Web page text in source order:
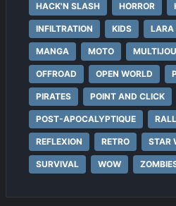
HACK'N SLASH HORROR
INFILTRATION KIDS LARA
MANGA MOTO
OFFROAD OPEN WORLD
PIRATES POINT AND CLICK
POST-APOCALYPTIQUE
REFLEXION RETRO STAR
SURVIVAL WOW